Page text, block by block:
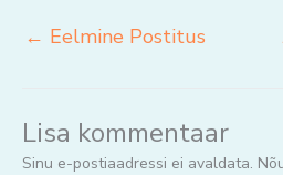
← Eelmine Postitus
Lisa kommentaar
Sinu e-postiaadressi ei avaldata.